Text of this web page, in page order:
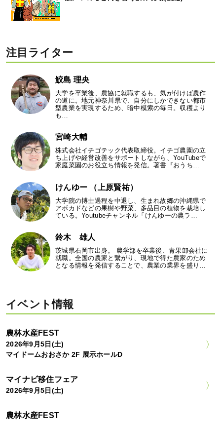
注目ライター
鮫島 理央
大学を卒業後、農協に就職するも、気が付けば農作
の道に。地元神奈川県で、自分にしかできない都市
型農業を実現するため、暗中模索の毎日。収穫より
も…
宮崎大輔
株式会社イチゴテック代表取締役。イチゴ農園の立
ち上げや経営改善をサポートしながら、YouTubeで
家庭菜園のお役立ち情報を発信。著書『おうち…
けんゆー （上原賢祐）
大学院の博士過程を中退し、生まれ故郷の沖縄県で
アボカドなどの果樹や野菜、多品目の植物を栽培し
ている。Youtubeチャンネル「けんゆーの農ラ…
鈴木 雄人
茨城県石岡市出身。 農学部を卒業後、青果卸会社に
就職。全国の農家と繋がり、現地で得た農家のため
となる情報を発信することで、農業の業界を盛り…
イベント情報
農林水産FEST
2026年9月5日(土)
マイドームおおさか 2F 展示ホールD
マイナビ移住フェア
2026年9月5日(土)
農林水産FEST